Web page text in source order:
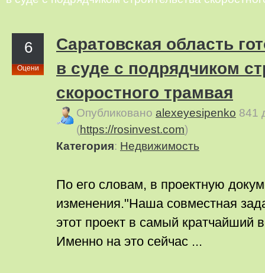
6
Оцени
Саратовская область
в суде с подрядчиком
скоростного трамвая
Опубликовано alexeyesipenko 841
(https://rosinvest.com)
Категория: Недвижимость
По его словам, в проектную
изменения."Наша совместная
этот проект в самый кратчайший
Именно на это сейчас ...